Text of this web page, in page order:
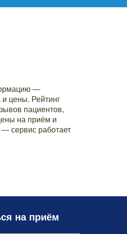
—
цены. Рейтинг
пациентов,
на приём и
— сервис работает
на приём